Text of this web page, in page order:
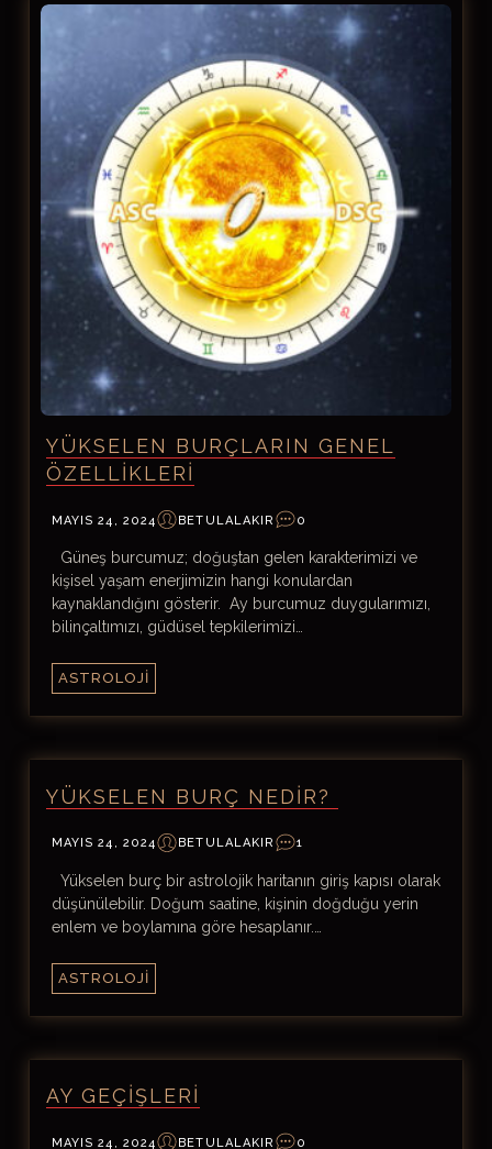
YÜKSELEN BURÇLARIN GENEL
ÖZELLIKLERI
MAYIS 24, 2024 BETULALAKIR 0
Güneş burcumuz; doğuştan gelen karakterimizi ve
kişisel yaşam enerjimizin hangi konulardan
kaynaklandığını gösterir. Ay burcumuz duygularımızı,
bilinçaltımızı, güdüsel tepkilerimizi…
ASTROLOJI
YÜKSELEN BURÇ NEDIR?
MAYIS 24, 2024 BETULALAKIR 1
Yükselen burç bir astrolojik haritanın giriş kapısı olarak
düşünülebilir. Doğum saatine, kişinin doğduğu yerin
enlem ve boylamına göre hesaplanır.…
ASTROLOJI
AY GEÇIŞLERI
MAYIS 24, 2024 BETULALAKIR 0